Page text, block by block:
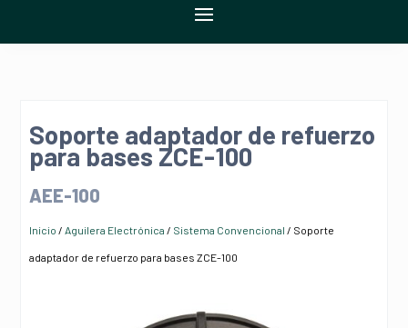
Soporte adaptador de refuerzo
para bases ZCE-100
AEE-100
Inicio /Aguilera Electrónica / Sistema Convencional / Soporte
adaptador de refuerzo para bases ZCE-100